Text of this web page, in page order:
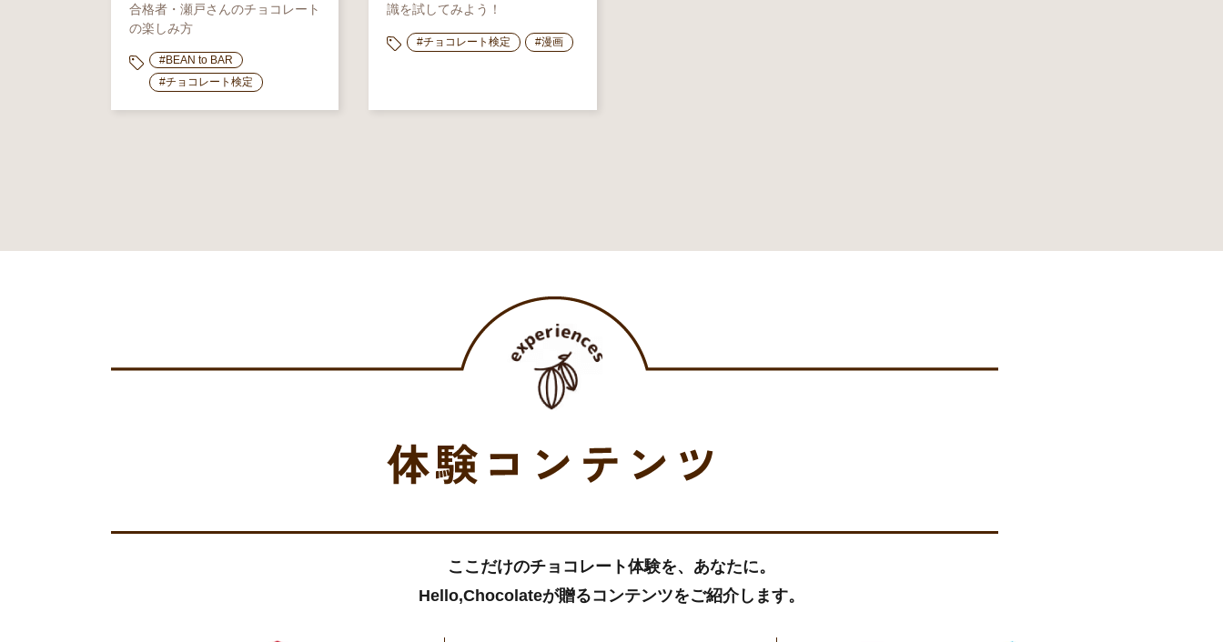
合格者・瀬戸さんのチョコレート
の楽しみ方
#BEAN to BAR
#チョコレート検定
識を試してみよう！
#チョコレート検定 #漫画
ここだけのチョコレート体験を、あなたに。
Hello,Chocolateが贈るコンテンツをご紹介します。